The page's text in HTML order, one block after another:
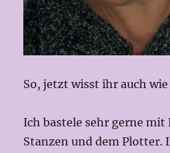
So, jetzt wisst ihr auch wie
Ich bastele sehr gerne mit
Stanzen und dem Plotter.